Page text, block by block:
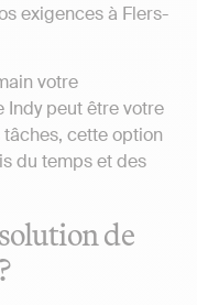
exigences à Flers-
votre
peut être votre
cette option
du temps et des
de